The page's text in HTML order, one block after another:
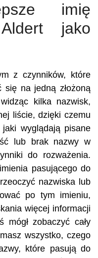
imię
jako
z czynników, które
się na jedną złożoną
kilka nazwisk,
liście, dzięki czemu
wyglądają pisane
lub brak nazwy w
do rozważenia.
pasującego do
nazwiska lub
po tym imieniu,
więcej informacji
zobaczyć cały
wszystko, czego
które pasują do